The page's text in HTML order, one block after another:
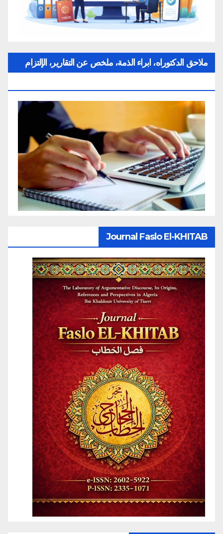
ملاحق الدكتوراه، ابراء الذمة، ملخص عن التقارير، الإلتزام
Journal Faslo El-KHITAB